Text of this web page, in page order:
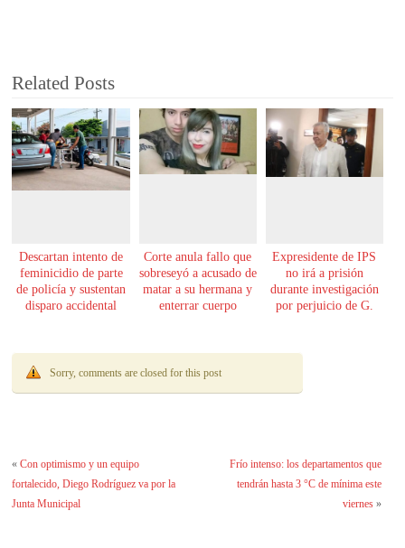
Related Posts
Descartan intento de
feminicidio de parte
de policía y sustentan
disparo accidental
Corte anula fallo que
sobreseyó a acusado de
matar a su hermana y
enterrar cuerpo
Expresidente de IPS
no irá a prisión
durante investigación
por perjuicio de G.
Sorry, comments are closed for this post
«Con optimismo y un equipo
fortalecido, Diego Rodríguez va por la
Junta Municipal
Frío intenso: los departamentos que
tendrán hasta 3 °C de mínima este
viernes»